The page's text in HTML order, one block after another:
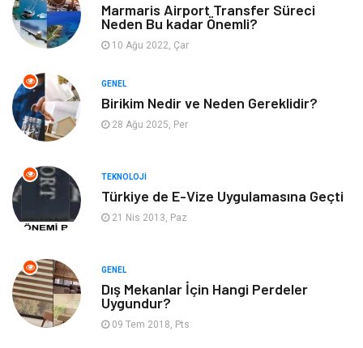
Mobilya Seo Teknikleri
Tatil
Webmaster Araçları
Görsel
Hediyelik Eşya Kültür
Marmaris Airport Transfer Süreci
Neden Bu kadar Önemli?
10 Ağu 2022, Çar
GENEL
Birikim Nedir ve Neden Gereklidir?
28 Ağu 2025, Per
TEKNOLOJI
Türkiye de E-Vize Uygulamasına Geçti
21 Nis 2013, Paz
GENEL
Dış Mekanlar İçin Hangi Perdeler
Uygundur?
09 Tem 2018, Pts